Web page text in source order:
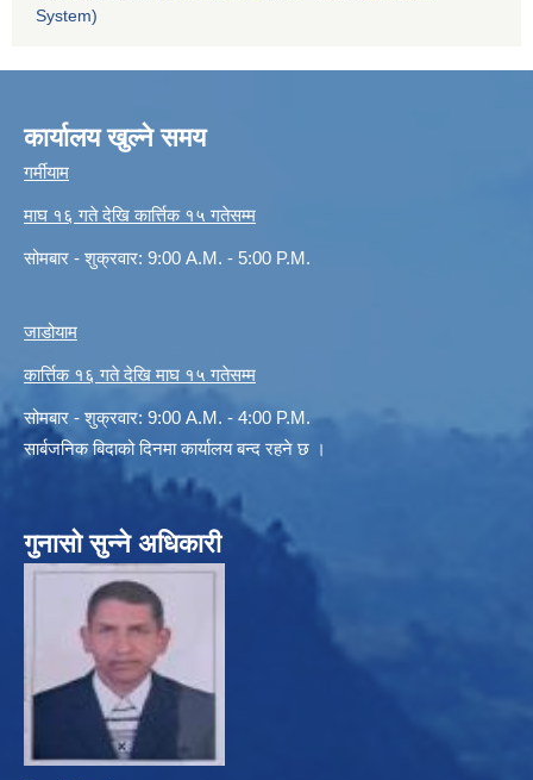
System)
कार्यालय खुल्ने समय
गर्मीयाम
माघ १६ गते देखि कार्त्तिक १५ गतेसम्म
सोमबार - शुक्रवार: 9:00 A.M. - 5:00 P.M.
जाडोयाम
कार्त्तिक १६ गते देखि माघ १५ गतेसम्म
सोमबार - शुक्रवार: 9:00 A.M. - 4:00 P.M.
सार्बजनिक बिदाको दिनमा कार्यालय बन्द रहने छ ।
गुनासो सुन्ने अधिकारी